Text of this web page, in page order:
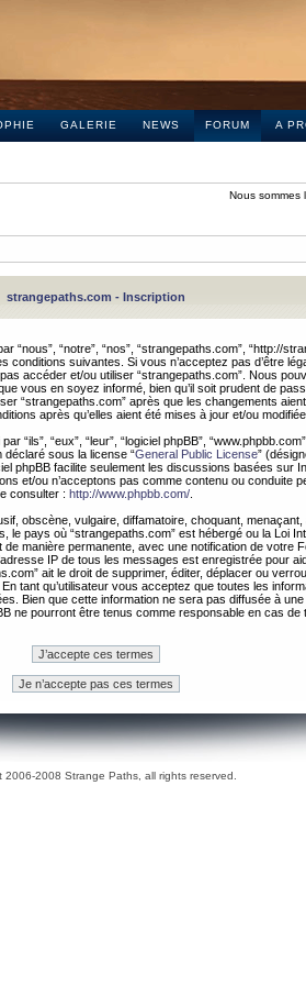
GALERIE NEWS FORUM A
Nous sommes
strangepaths.com - Inscription
“nous”, “notre”, “nos”, “strangepaths.com”, “http://
conditions suivantes. Si vous n’acceptez pas d’être
accéder et/ou utiliser “strangepaths.com”. Nous
vous en soyez informé, bien qu’il soit prudent de
“strangepaths.com” après que les changements
après qu’elles aient été mises à jour et/ou
“ils”, “eux”, “leur”, “logiciel phpBB”,
déclaré sous la license “General Public License”
phpBB facilite seulement les discussions basées sur
et/ou n’acceptons pas comme contenu ou conduite
consulter : http://www.phpbb.com/
obscène, vulgaire, diffamatoire, choquant,
le pays où “strangepaths.com” est hébergé ou la Loi
manière permanente, avec une notification de votre
IP de tous les messages est enregistrée pour
ait le droit de supprimer, éditer, déplacer ou
tant qu’utilisateur vous acceptez que toutes les
Bien que cette information ne sera pas diffusée à
ne pourront être tenus comme responsable en cas de
2006-2008 Strange Paths, all rights reserved.